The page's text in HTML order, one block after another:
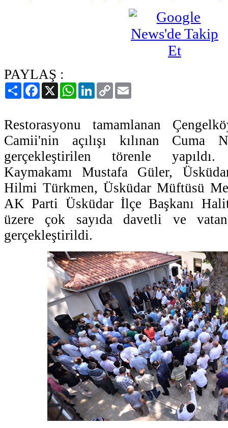
PAYLAŞ :
PaylaşFacebook
X WhatsAppLinkedIn
Copy
Link
Restorasyonu tamamlanan
Camii'nin açılışı kılınan Cuma
gerçekleştirilen törenle
Kaymakamı Mustafa Güler,
Hilmi Türkmen, Üsküdar Müftüsü
AK Parti Üsküdar İlçe Başkanı
üzere çok sayıda davetli ve
gerçekleştirildi.